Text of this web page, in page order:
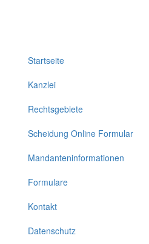
Startseite
Kanzlei
Rechtsgebiete
Scheidung Online Formular
Mandanteninformationen
Formulare
Kontakt
Datenschutz